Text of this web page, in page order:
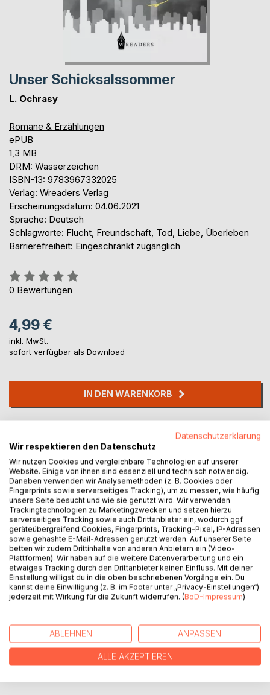
Unser Schicksalssommer
L. Ochrasy
Romane & Erzählungen
ePUB
1,3 MB
DRM: Wasserzeichen
ISBN-13: 9783967332025
Verlag: Wreaders Verlag
Erscheinungsdatum: 04.06.2021
Sprache: Deutsch
Schlagworte: Flucht, Freundschaft, Tod, Liebe, Überleben
Barrierefreiheit: Eingeschränkt zugänglich
Bewertung::
0%
0 Bewertungen
4,99 €
inkl. MwSt.
sofort verfügbar als Download
IN DEN WARENKORB
Titel bewerten
BESCHREIBUNG
Lola, Kira, Paula und Greta sind vier beste Freundinnen, die
in einem Deutschland aufwachsen, in dem der Terror
immer mehr ihr Leben bestimmt. Als sie selbst Zeugen
Freundinnen zu fliehen. Zu diesem Zeitpunkt ahnen sie
jedoch noch nicht, dass der Anschlag erst der Anfang des
Grauens ist und ihr Weg in die Freiheit deutlich schwieriger
wird, als sie sich es vorgestellt hatten.
Datenschutzerklärung
Wir respektieren den Datenschutz
Wir nutzen Cookies und vergleichbare Technologien auf unserer
Website. Einige von ihnen sind essenziell und technisch notwendig.
Daneben verwenden wir Analysemethoden (z. B. Cookies oder
Fingerprints sowie serverseitiges Tracking), um zu messen, wie häufig
unsere Seite besucht und wie sie genutzt wird. Wir verwenden
Trackingtechnologien zu Marketingzwecken und setzen hierzu
serverseitiges Tracking sowie auch Drittanbieter ein, wodurch ggf.
geräteübergreifend Cookies, Fingerprints, Tracking-Pixel, IP-Adressen
sowie gehashte E-Mail-Adressen genutzt werden. Auf unserer Seite
betten wir zudem Drittinhalte von anderen Anbietern ein (Video-
Plattformen). Wir haben auf die weitere Datenverarbeitung und ein
etwaiges Tracking durch den Drittanbieter keinen Einfluss. Mit deiner
Einstellung willigst du in die oben beschriebenen Vorgänge ein. Du
kannst deine Einwilligung (z. B. im Footer unter „Privacy-Einstellungen“)
jederzeit mit Wirkung für die Zukunft widerrufen. (BoD-Impressum)
ABLEHNEN ANPASSEN
ALLE AKZEPTIEREN